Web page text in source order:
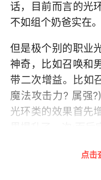
话，目前而言的光
不如组个奶爸实在。
但是极个别的职业
神奇，比如召唤和
带二次增益。比如
魔法攻击力? 属强
光环类的效果首先
光环增益。也就是
械这样的职业而言
点击